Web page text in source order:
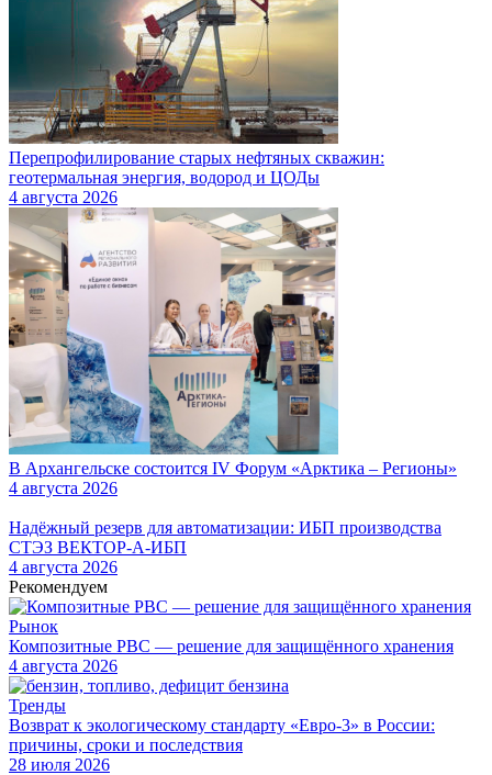
Перепрофилирование старых нефтяных скважин:
геотермальная энергия, водород и ЦОДы
4 августа 2026
В Архангельске состоится IV Форум «Арктика – Регионы»
4 августа 2026
Надёжный резерв для автоматизации: ИБП производства
СТЭЗ ВЕКТОР-А-ИБП
4 августа 2026
Рекомендуем
Рынок
Композитные РВС — решение для защищённого хранения
4 августа 2026
Тренды
Возврат к экологическому стандарту «Евро-3» в России:
причины, сроки и последствия
28 июля 2026